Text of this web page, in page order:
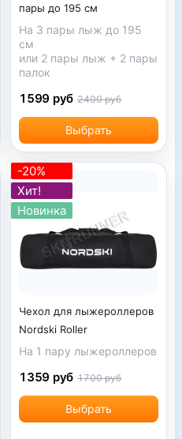
пары до 195 см
На 3 пары лыж до 195
см
или 2 пары лыж + 2 пары
палок
Выбрать
1599 руб 2400 руб
-20%
Хит!
Новинка
Чехол для лыжероллеров
Nordski Roller
На 1 пару лыжероллеров
Выбрать
1359 руб 1700 руб